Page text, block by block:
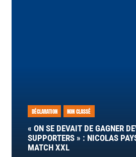
DÉCLARATION NON CLASSÉ
« ON SE DEVAIT DE GAGNER
SUPPORTERS » : NICOLAS
MATCH XXL